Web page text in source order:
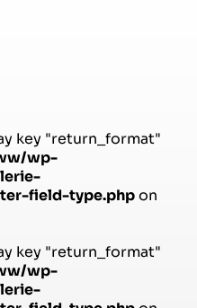
key "return_format"
wp-
field-type.phpon
key "return_format"
wp-